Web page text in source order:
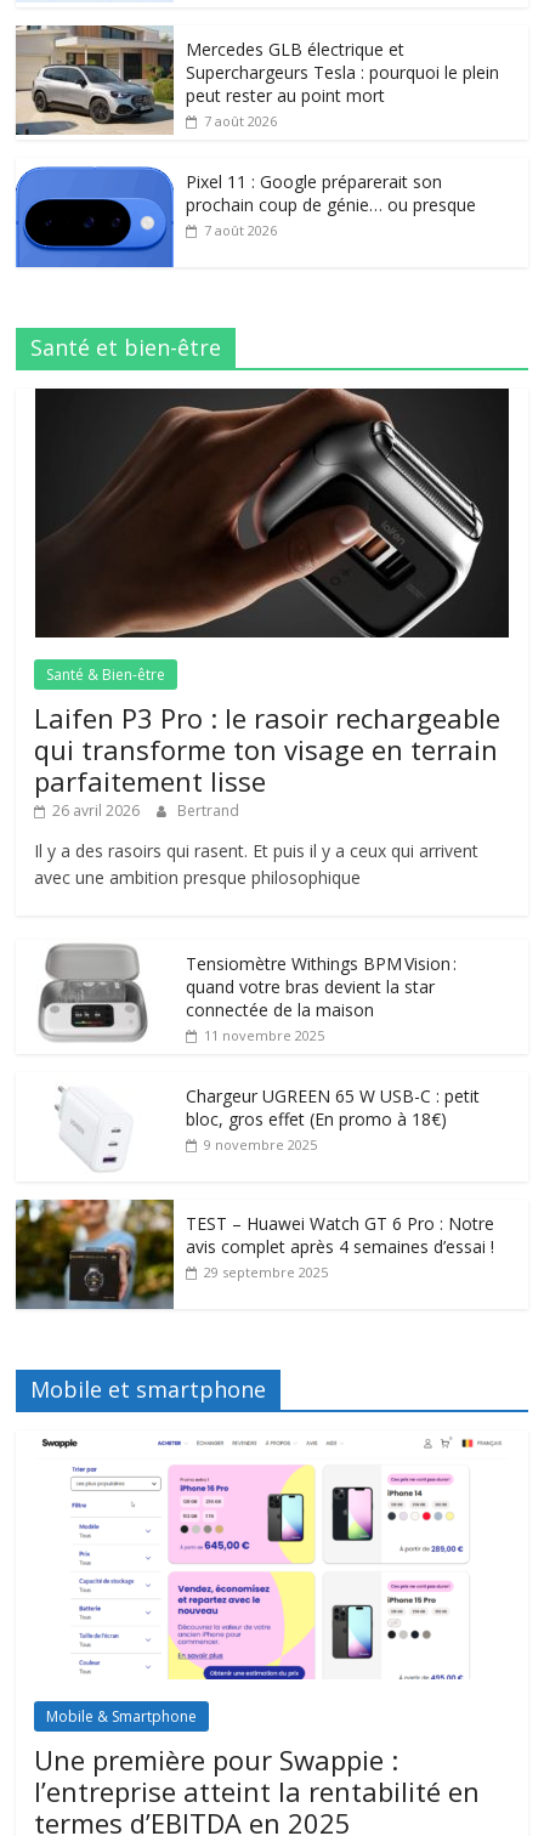
Mercedes GLB électrique et
Superchargeurs Tesla : pourquoi le plein
peut rester au point mort
7 août 2026
Pixel 11 : Google préparerait son
prochain coup de génie… ou presque
7 août 2026
Santé et bien-être
Santé & Bien-être
Laifen P3 Pro : le rasoir rechargeable
qui transforme ton visage en terrain
parfaitement lisse
26 avril 2026 Bertrand
Il y a des rasoirs qui rasent. Et puis il y a ceux qui arrivent
avec une ambition presque philosophique
Tensiomètre Withings BPM Vision :
quand votre bras devient la star
connectée de la maison
11 novembre 2025
Chargeur UGREEN 65 W USB-C : petit
bloc, gros effet (En promo à 18€)
9 novembre 2025
TEST – Huawei Watch GT 6 Pro : Notre
avis complet après 4 semaines d’essai !
29 septembre 2025
Mobile et smartphone
Mobile & Smartphone
Une première pour Swappie :
l’entreprise atteint la rentabilité en
termes d’EBITDA en 2025